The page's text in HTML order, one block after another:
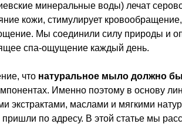
минеральные воды) лечат
кожи, стимулирует
Мы соединили силу природы и
cпа‑ощущение каждый день.
что натуральное мыло должно
Именно поэтому в основу
экстрактами, маслами и мягкими
по адресу. В этой статье мы